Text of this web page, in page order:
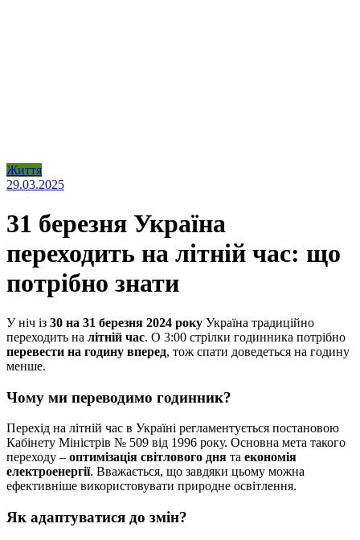
Життя
29.03.2025
31 березня Україна
переходить на літній час: що
потрібно знати
У ніч із 30 на 31 березня 2024 року Україна традиційно
переходить на літній час. О 3:00 стрілки годинника потрібно
перевести на годину вперед, тож спати доведеться на годину
менше.
Чому ми переводимо годинник?
Перехід на літній час в Україні регламентується постановою
Кабінету Міністрів № 509 від 1996 року. Основна мета такого
переходу – оптимізація світлового дня та економія
електроенергії. Вважається, що завдяки цьому можна
ефективніше використовувати природне освітлення.
Як адаптуватися до змін?